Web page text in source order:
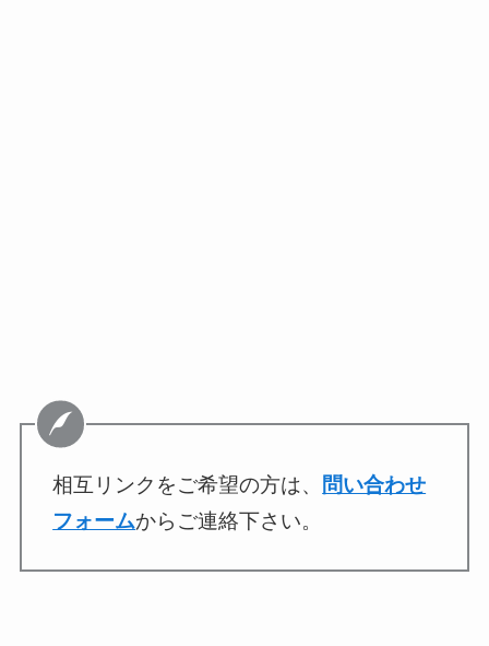
相互リンクをご希望の方は、
問い合わせ
フォームからご連絡下さい。